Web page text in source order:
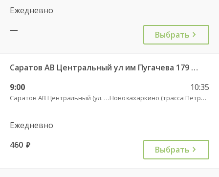
Ежедневно
—
Выбрать
Саратов АВ Центральный ул им Пугачева 179 А — Петровск (ул Московская 101)
9:00
Саратов АВ Центральный (ул. им. Пугачева, 179 А)
10:35
Новозахаркино (трасса Петровск)
Ежедневно
460 руб. Выбрать